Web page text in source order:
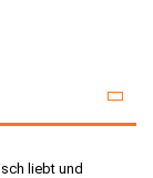
liebt und